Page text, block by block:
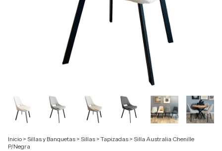
Inicio > Sillas y Banquetas > Sillas > Tapizadas > Silla Australia Chenille
P/Negra